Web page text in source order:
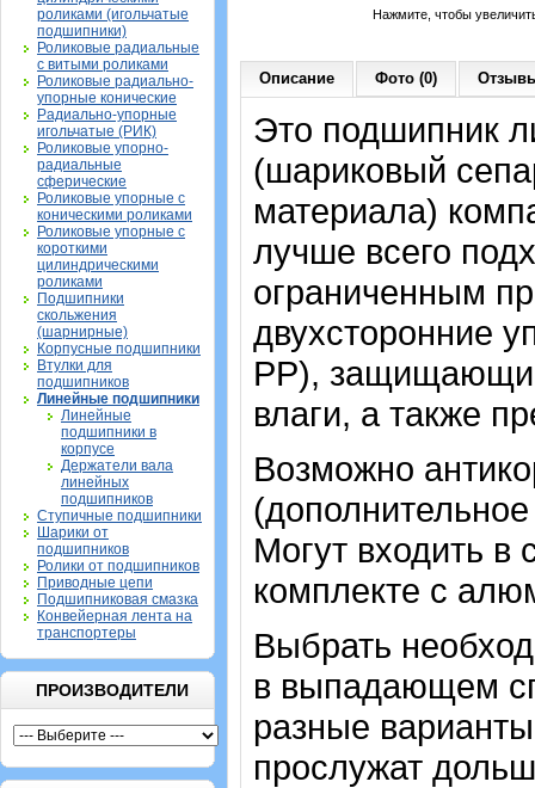
роликами (игольчатые
подшипники)
Роликовые радиальные
с витыми роликами
Роликовые радиально-
упорные конические
Радиально-упорные
игольчатые (РИК)
Роликовые упорно-
радиальные
сферические
Роликовые упорные с
коническими роликами
Роликовые упорные с
короткими
цилиндрическими
роликами
Подшипники
скольжения
(шарнирные)
Корпусные подшипники
Втулки для
подшипников
Линейные подшипники
Линейные
подшипники в
корпусе
Держатели вала
линейных
подшипников
Ступичные подшипники
Шарики от
подшипников
Ролики от подшипников
Приводные цепи
Подшипниковая смазка
Конвейерная лента на
транспортеры
ПРОИЗВОДИТЕЛИ
Нажмите, чтобы
Описание Фото (0)
Это подшипник
(шариковый
материала)
лучше всего
ограниченным
двухсторонние
PP),
влаги, а также
Возможно
Могут входить в
комплекте с
Выбрать
в выпадающем
разные
прослужат